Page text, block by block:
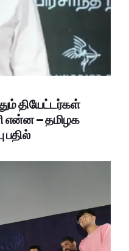
தியேட்டர்கள்
என்ன – தமிழக
பதில்